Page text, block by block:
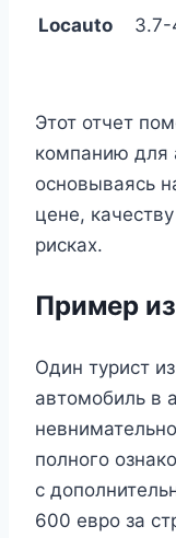
Locauto 3.7-
Этот отчет
компанию для
основываясь
цене,
рисках.
Пример
Один турист
автомобиль в
полного
с
600 евро за